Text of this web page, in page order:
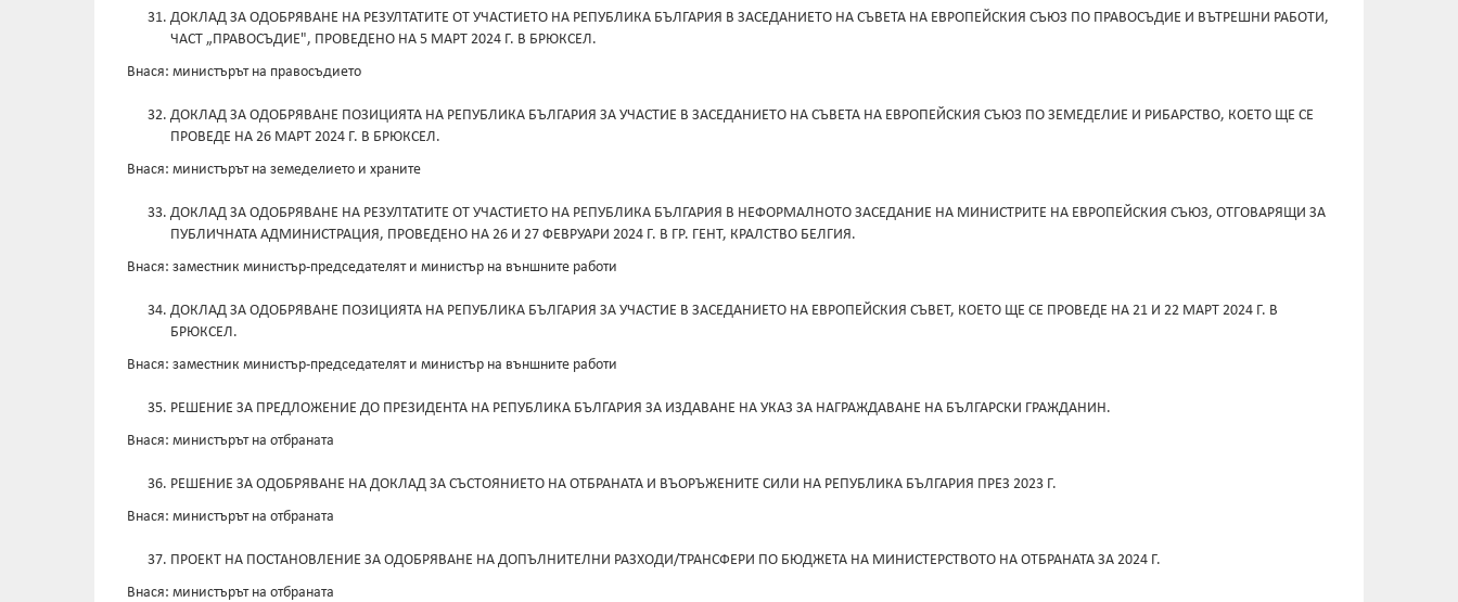
ДОКЛАД ЗА ОДОБРЯВАНЕ НА РЕЗУЛТАТИТЕ ОТ УЧАСТИЕТО НА РЕПУБЛИКА БЪЛГАРИЯ В ЗАСЕДАНИЕТО НА СЪВЕТА НА ЕВРОПЕЙСКИЯ СЪЮЗ ПО ПРАВОСЪДИЕ И ВЪТРЕШНИ РАБОТИ,
ЧАСТ „ПРАВОСЪДИЕ", ПРОВЕДЕНО НА 5 МАРТ 2024 Г. В БРЮКСЕЛ.
Внася: министърът на правосъдието
ДОКЛАД ЗА ОДОБРЯВАНЕ ПОЗИЦИЯТА НА РЕПУБЛИКА БЪЛГАРИЯ ЗА УЧАСТИЕ В ЗАСЕДАНИЕТО НА СЪВЕТА НА ЕВРОПЕЙСКИЯ СЪЮЗ ПО ЗЕМЕДЕЛИЕ И РИБАРСТВО, КОЕТО ЩЕ СЕ
ПРОВЕДЕ НА 26 МАРТ 2024 Г. В БРЮКСЕЛ.
Внася: министърът на земеделието и храните
ДОКЛАД ЗА ОДОБРЯВАНЕ НА РЕЗУЛТАТИТЕ ОТ УЧАСТИЕТО НА РЕПУБЛИКА БЪЛГАРИЯ В НЕФОРМАЛНОТО ЗАСЕДАНИЕ НА МИНИСТРИТЕ НА ЕВРОПЕЙСКИЯ СЪЮЗ, ОТГОВАРЯЩИ ЗА
ПУБЛИЧНАТА АДМИНИСТРАЦИЯ, ПРОВЕДЕНО НА 26 И 27 ФЕВРУАРИ 2024 Г. В ГР. ГЕНТ, КРАЛСТВО БЕЛГИЯ.
Внася: заместник министър-председателят и министър на външните работи
ДОКЛАД ЗА ОДОБРЯВАНЕ ПОЗИЦИЯТА НА РЕПУБЛИКА БЪЛГАРИЯ ЗА УЧАСТИЕ В ЗАСЕДАНИЕТО НА ЕВРОПЕЙСКИЯ СЪВЕТ, КОЕТО ЩЕ СЕ ПРОВЕДЕ НА 21 И 22 МАРТ 2024 Г. В
БРЮКСЕЛ.
Внася: заместник министър-председателят и министър на външните работи
РЕШЕНИЕ ЗА ПРЕДЛОЖЕНИЕ ДО ПРЕЗИДЕНТА НА РЕПУБЛИКА БЪЛГАРИЯ ЗА ИЗДАВАНЕ НА УКАЗ ЗА НАГРАЖДАВАНЕ НА БЪЛГАРСКИ ГРАЖДАНИН.
Внася: министърът на отбраната
РЕШЕНИЕ ЗА ОДОБРЯВАНЕ НА ДОКЛАД ЗА СЪСТОЯНИЕТО НА ОТБРАНАТА И ВЪОРЪЖЕНИТЕ СИЛИ НА РЕПУБЛИКА БЪЛГАРИЯ ПРЕЗ 2023 Г.
Внася: министърът на отбраната
ПРОЕКТ НА ПОСТАНОВЛЕНИЕ ЗА ОДОБРЯВАНЕ НА ДОПЪЛНИТЕЛНИ РАЗХОДИ/ТРАНСФЕРИ ПО БЮДЖЕТА НА МИНИСТЕРСТВОТО НА ОТБРАНАТА ЗА 2024 Г.
Внася: министърът на отбраната